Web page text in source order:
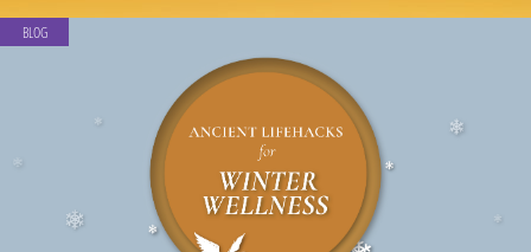
BLOG